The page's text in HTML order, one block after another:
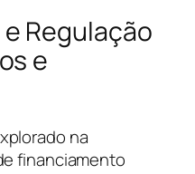
Regulação
e
na
financiamento